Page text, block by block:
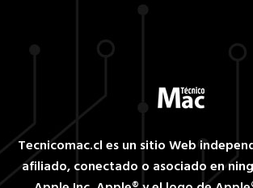
Tecnicomac.cl es un sitio Web
afiliado, conectado o asociado en